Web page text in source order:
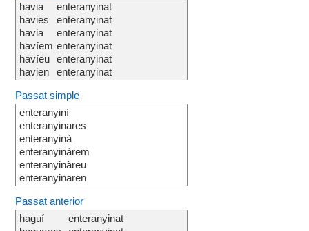
havia
havies
havia
havíem
havíeu
havien
enteranyinat
enteranyinat
enteranyinat
enteranyinat
enteranyinat
enteranyinat
Passat simple
enteranyiní
enteranyinares
enteranyinà
enteranyinàrem
enteranyinàreu
enteranyinaren
Passat anterior
haguí
enteranyinat